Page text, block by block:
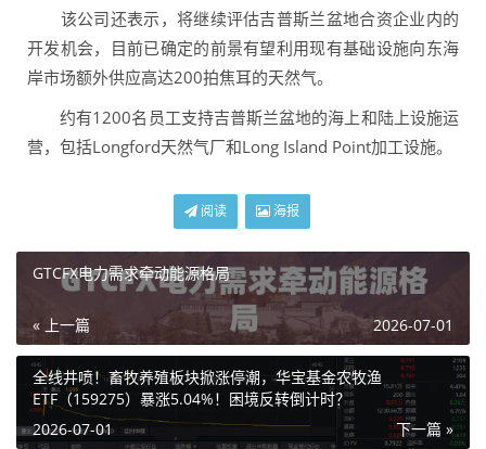
该公司还表示，将继续评估吉普斯兰盆地合资企业内的
开发机会，目前已确定的前景有望利用现有基础设施向东海
岸市场额外供应高达200拍焦耳的天然气。
约有1200名员工支持吉普斯兰盆地的海上和陆上设施运
营，包括Longford天然气厂和Long Island Point加工设施。
阅读 海报
GTCFX电力需求牵动能源格局
« 上一篇 2026-07-01
全线井喷！畜牧养殖板块掀涨停潮，华宝基金农牧渔
ETF（159275）暴涨5.04%！困境反转倒计时？
下一篇 »
2026-07-01